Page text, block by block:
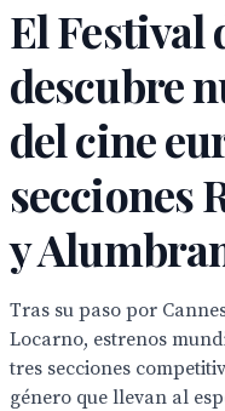
El Festival
descubre
del cine
secciones
y
Tras su paso por
Locarno, estrenos
tres secciones
género que llevan al